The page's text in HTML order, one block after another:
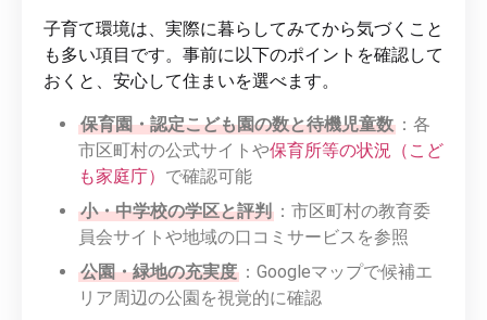
子育て環境は、実際に暮らしてみてから気づくこと
も多い項目です。事前に以下のポイントを確認して
おくと、安心して住まいを選べます。
保育園・認定こども園の数と待機児童数 ：各
市区町村の公式サイトや保育所等の状況（こど
も家庭庁） で確認可能
小・中学校の学区と評判 ：市区町村の教育委
員会サイトや地域の口コミサービスを参照
公園・緑地の充実度 ：Googleマップで候補エ
リア周辺の公園を視覚的に確認